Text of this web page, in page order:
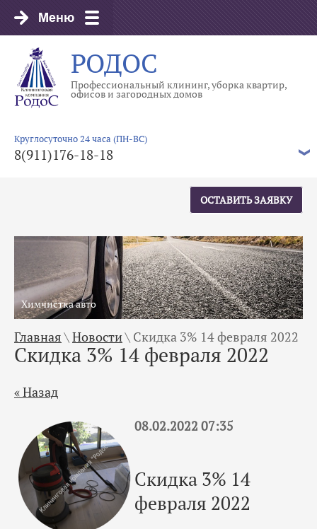
РОДОС
Профессиональный клининг, уборка квартир,
офисов и загородных домов
Круглосуточно 24 часа (ПН-ВС)
8(911)176-18-18
ОСТАВИТЬ ЗАЯВКУ
Химчистка авто
Главная\Новости\ Скидка 3% 14 февраля 2022
Скидка 3% 14 февраля 2022
« Назад
08.02.2022 07:35
Скидка 3% 14
февраля 2022